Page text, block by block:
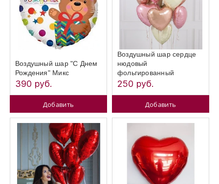
Воздушный шар "С Днем
Рождения" Микс
390 руб.
Добавить
Воздушный шар сердце
нюдовый
фольгированный
250 руб.
Добавить